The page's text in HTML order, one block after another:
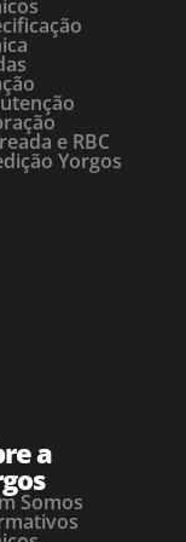
e RBC
Yorgos
a
Somos